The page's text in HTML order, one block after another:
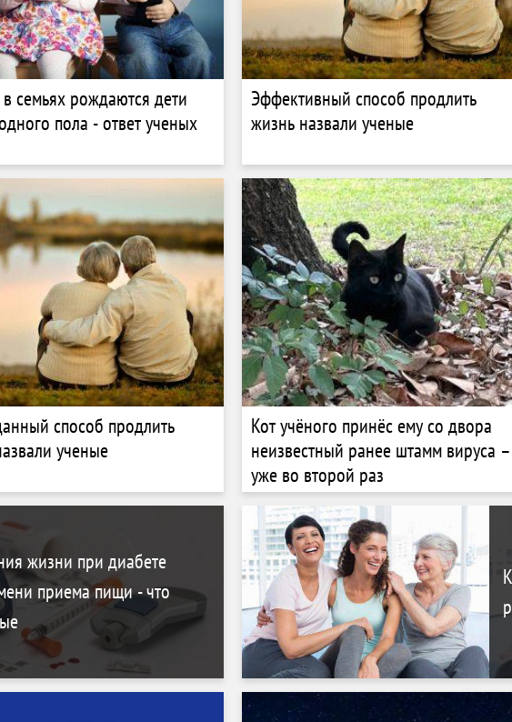
семьях рождаются дети
пола - ответ ученых
Эффективный способ продлить
жизнь назвали ученые
способ продлить
ученые
Кот учёного принёс ему со двора
неизвестный ранее штамм вируса –
уже во второй раз
жизни при диабете
приема пищи - что